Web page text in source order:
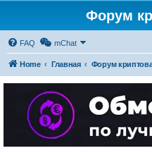
Форум
FAQ mChat
Home Главная